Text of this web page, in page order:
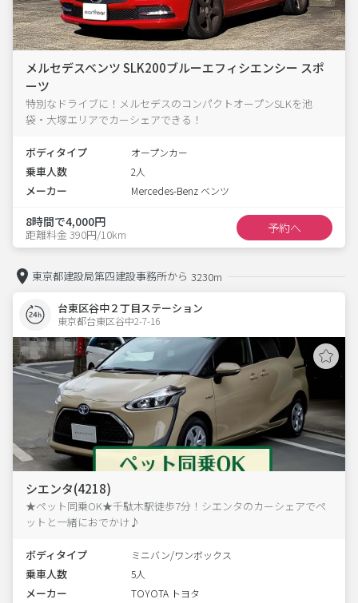
メルセデスベンツ SLK200ブルーエフィシエンシー スポ
ーツ
特別なドライブに！メルセデスのコンパクトオープンSLKを池
袋・大塚エリアでカーシェアできる！
ボディタイプ オープンカー
乗車人数 2人
メーカー Mercedes-Benz ベンツ
8時間で4,000円
距離料金 390円/10km 予約へ
東京都建設局第四建設事務所から 3230m
台東区谷中２丁目ステーション
東京都台東区谷中2-7-16
シエンタ(4218)
★ペット同乗OK★千駄木駅徒歩7分！シエンタのカーシェアでペ
ットと一緒におでかけ♪
ボディタイプ ミニバン/ワンボックス
乗車人数 5人
メーカー TOYOTA トヨタ